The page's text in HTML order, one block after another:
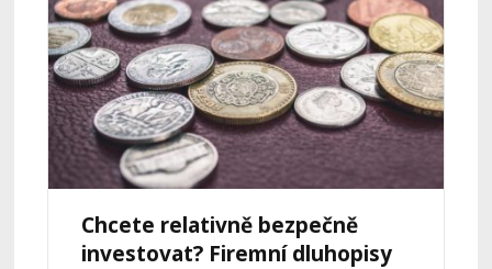
Chcete relativně bezpečně
investovat? Firemní dluhopisy